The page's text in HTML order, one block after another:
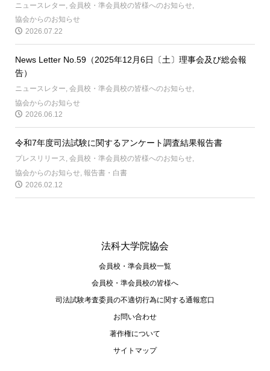
ニュースレター 会員校・準会員校の皆様へのお知らせ
協会からのお知らせ
2026.07.22
News Letter No.59（2025年12月6日〔土〕理事会及び総会報
告）
ニュースレター, 会員校・準会員校の皆様へのお知らせ,
協会からのお知らせ
2026.06.12
令和7年度司法試験に関するアンケート調査結果報告書
プレスリリース, 会員校・準会員校の皆様へのお知らせ,
協会からのお知らせ 報告書・白書
2026.02.12
法科大学院協会
会員校・準会員校一覧
会員校・準会員校の皆様へ
司法試験考査委員の不適切⾏為に関する通報窓⼝
お問い合わせ
著作権について
サイトマップ